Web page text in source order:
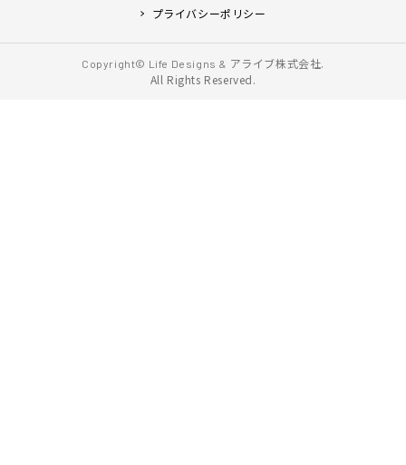
プライバシーポリシー
Copyright© Life Designs & アライブ株式会社.
All Rights Reserved.